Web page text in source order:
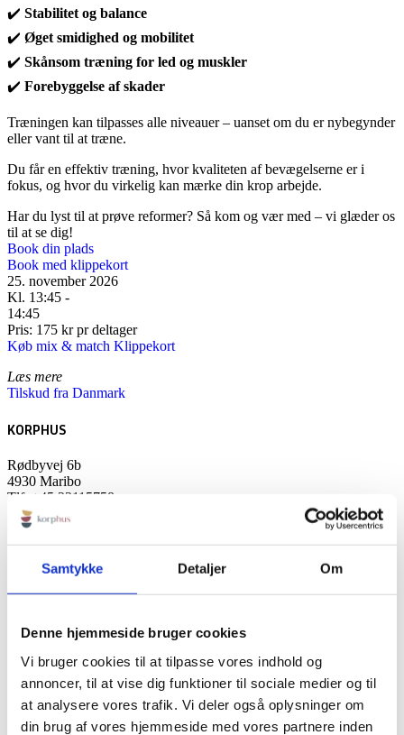
Samtykke Detaljer Om
Denne hjemmeside bruger cookies
Vi bruger cookies til at tilpasse vores indhold og
annoncer, til at vise dig funktioner til sociale medier og til
at analysere vores trafik. Vi deler også oplysninger om
din brug af vores hjemmeside med vores partnere inden
✔️ Stabilitet og balance
✔️ Øget smidighed og mobilitet
✔️ Skånsom træning for led og muskler
✔️ Forebyggelse af skader
Træningen kan tilpasses alle niveauer – uanset om du er nybegynder
eller vant til at træne.
Du får en effektiv træning, hvor kvaliteten af bevægelserne er i
fokus, og hvor du virkelig kan mærke din krop arbejde.
Har du lyst til at prøve reformer? Så kom og vær med – vi glæder os
til at se dig!
Book din plads
Book med klippekort
25. november 2026
Kl. 13:45 -
14:45
Pris: 175 kr pr deltager
Køb mix & match Klippekort
Læs mere
Tilskud fra Danmark
KORPHUS
Rødbyvej 6b
4930 Maribo
Tlf:
+45 23115758
Mail: info@korphus.dk
CVR 35376933
@2026 korphus
Handelsbetingelser
Bliv en del af Korphus !
Handelsbetingelser
Persondata & cookiepolitik